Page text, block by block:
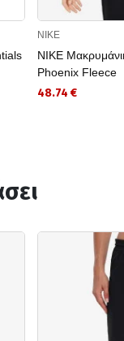
NIKE
NIKE
Phoenix Fleece
48.74 €